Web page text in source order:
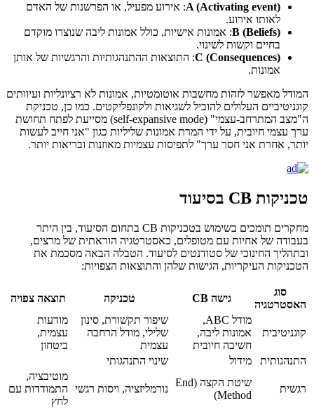
A (Activating event): אירוע מפעיל, או הפרשנות של האדם
לאותו אירוע.
B (Beliefs): אמונות אישיות, כולל אמונות ליבה שנוצרו מוקדם
בחיים וקשות לשינוי.
C (Consequences): התוצאות ההתנהגותיות והרגשיות של אותן
אמונות.
המודל מאפשר לזהות מחשבות אוטומטיות, אמונות לא רציונליות ועיוותים
קוגניטיביים העלולים להוביל לשגיאות ולקונפליקטים. כמו כן, טכניקת
ה"מצב המתרחב-עצמי" (self-expansive mode) מסייעת לפתח תחושת
ערך עצמי חיובית, על ידי המרת אמונות שליליות כגון "אני חייב לעשות
יותר, אחרת אני חסר ערך" לתפיסות עצמיות מאוזנות ובריאות יותר.
טכניקות CB בסיעוד
מחקרים תומכים בשימוש בטכניקות CB בתחום הסיעוד, בין היתר
בעבודה של אחיות עם מטופלים, כאסטרטגיה הוראתית של מרצים,
ובתהליך החינוכי של סטודנטים לסיעוד. הטבלה הבאה מסכמת את
הטכניקות העיקריות, הגישות שלהן והתוצאות הצפויות:
סוג
האסטרטגיה
גישה CB טכניקה תוצאה צפויה
קוגניטיבית
מודל ABC,
אמונות ליבה,
חשיבה חיובית
שיפור תקשורת, סינון
שלילי, מודל הרחבה
עצמית
מודעות
עצמית,
ביטחון
התנהגותית
מידול שינוי התנהגותי
רגשית
שיטת הקצה (End
Method)
נורמליזציה, ויסות רגשי
מוטיבציה,
התמודדות עם
לחץ